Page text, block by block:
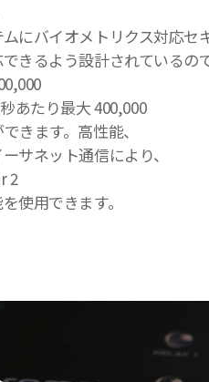
にバイオメトリクス対応
きるよう設計されているの
あたり最大 400,000
きます。高性能、
サネット通信により、
2
使用できます。